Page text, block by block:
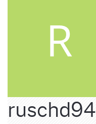
ruschd94